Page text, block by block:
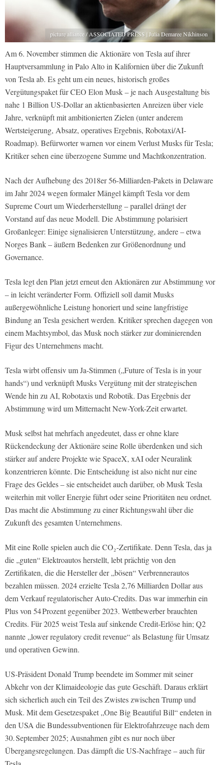
picture alliance / ASSOCIATED PRESS | Julia Demaree Nikhinson
Am 6. November stimmen die Aktionäre von Tesla auf ihrer
Hauptversammlung in Palo Alto in Kalifornien über die Zukunft
von Tesla ab. Es geht um ein neues, historisch großes
Vergütungspaket für CEO Elon Musk – je nach Ausgestaltung bis
nahe 1 Billion US-Dollar an aktienbasierten Anreizen über viele
Jahre, verknüpft mit ambitionierten Zielen (unter anderem
Wertsteigerung, Absatz, operatives Ergebnis, Robotaxi/AI-
Roadmap). Befürworter warnen vor einem Verlust Musks für Tesla;
Kritiker sehen eine überzogene Summe und Machtkonzentration.
Nach der Aufhebung des 2018er 56-Milliarden-Pakets in Delaware
im Jahr 2024 wegen formaler Mängel kämpft Tesla vor dem
Supreme Court um Wiederherstellung – parallel drängt der
Vorstand auf das neue Modell. Die Abstimmung polarisiert
Großanleger: Einige signalisieren Unterstützung, andere – etwa
Norges Bank – äußern Bedenken zur Größenordnung und
Governance.
Tesla legt den Plan jetzt erneut den Aktionären zur Abstimmung vor
– in leicht veränderter Form. Offiziell soll damit Musks
außergewöhnliche Leistung honoriert und seine langfristige
Bindung an Tesla gesichert werden. Kritiker sprechen dagegen von
einem Machtsymbol, das Musk noch stärker zur dominierenden
Figur des Unternehmens macht.
Tesla wirbt offensiv um Ja-Stimmen („Future of Tesla is in your
hands“) und verknüpft Musks Vergütung mit der strategischen
Wende hin zu AI, Robotaxis und Robotik. Das Ergebnis der
Abstimmung wird um Mitternacht New-York-Zeit erwartet.
Musk selbst hat mehrfach angedeutet, dass er ohne klare
Rückendeckung der Aktionäre seine Rolle überdenken und sich
stärker auf andere Projekte wie SpaceX, xAI oder Neuralink
konzentrieren könnte. Die Entscheidung ist also nicht nur eine
Frage des Geldes – sie entscheidet auch darüber, ob Musk Tesla
weiterhin mit voller Energie führt oder seine Prioritäten neu ordnet.
Das macht die Abstimmung zu einer Richtungswahl über die
Zukunft des gesamten Unternehmens.
Mit eine Rolle spielen auch die CO₂-Zertifikate. Denn Tesla, das ja
die „guten“ Elektroautos herstellt, lebt prächtig von den
Zertifikaten, die die Hersteller der „bösen“ Verbrennerautos
bezahlen müssen. 2024 erzielte Tesla 2,76 Milliarden Dollar aus
dem Verkauf regulatorischer Auto-Credits. Das war immerhin ein
Plus von 54 Prozent gegenüber 2023. Wettbewerber brauchten
Credits. Für 2025 weist Tesla auf sinkende Credit-Erlöse hin; Q2
nannte „lower regulatory credit revenue“ als Belastung für Umsatz
und operativen Gewinn.
US-Präsident Donald Trump beendete im Sommer mit seiner
Abkehr von der Klimaideologie das gute Geschäft. Daraus erklärt
sich sicherlich auch ein Teil des Zwistes zwischen Trump und
Musk. Mit dem Gesetzespaket „One Big Beautiful Bill“ endeten in
den USA die Bundessubventionen für Elektrofahrzeuge nach dem
30. September 2025; Ausnahmen gibt es nur noch über
Übergangsregelungen. Das dämpft die US-Nachfrage – auch für